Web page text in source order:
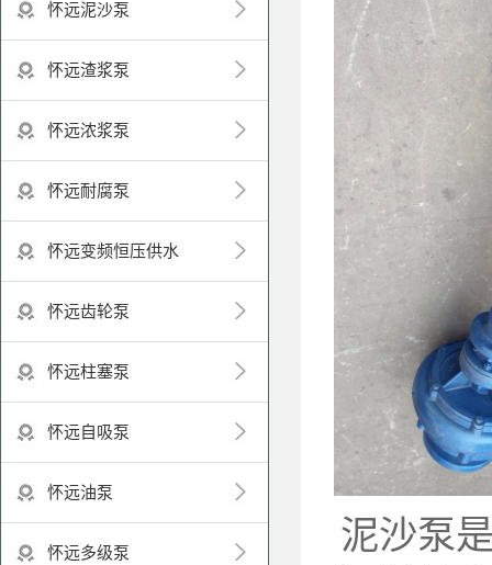
怀远泥沙泵
怀远渣浆泵
怀远浓浆泵
怀远耐腐泵
怀远变频恒压供水
怀远齿轮泵
怀远柱塞泵
怀远自吸泵
怀远油泵
怀远多级泵
泥沙泵